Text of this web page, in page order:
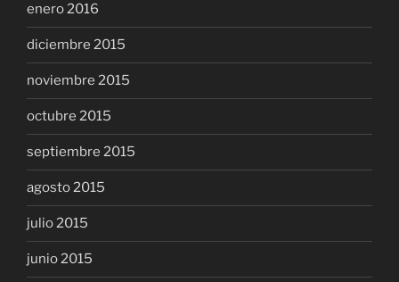
enero 2016
diciembre 2015
noviembre 2015
octubre 2015
septiembre 2015
agosto 2015
julio 2015
junio 2015